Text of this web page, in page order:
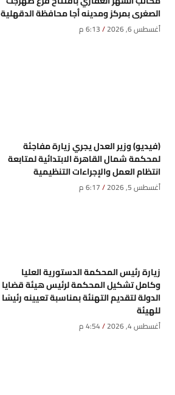
الصغرى بمركز ومدينه أجا محافظة الدقهلية
أغسطس 6, 2026
(فيديو) وزير العدل يجري زيارة مفاجئة
لمحكمة شمال القاهرة الابتدائية لمتابعة
انتظام العمل والإجراءات التنظيمية
أغسطس 5, 2026
زيارة رئيس المحكمة الدستورية العليا
وكامل تشكيل المحكمة لرئيس هيئة قضايا
الدولة لتقديم التهنئة بمناسبة تعيينه رئيسًا
للهيئة
أغسطس 4, 2026